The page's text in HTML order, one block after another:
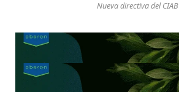
Nueva directiva del CIAB